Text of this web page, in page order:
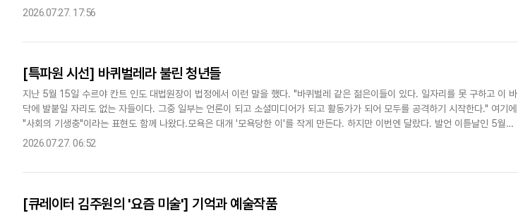
흐트러지고 시장 질서는 왜곡되기 쉽다. 서민 주거 안정을 내세운 전..
2026.07.27. 17:56
[특파원 시선] 바퀴벌레라 불린 청년들
지난 5월 15일 수르야 칸트 인도 대법원장이 법정에서 이런 말을 했다. "바퀴벌레 같은 젊은이들이 있다. 일자리를 못 구하고 이 바
닥에 발붙일 자리도 없는 자들이다. 그중 일부는 언론이 되고 소셜미디어가 되고 활동가가 되어 모두를 공격하기 시작한다." 여기에
"사회의 기생충"이라는 표현도 함께 나왔다.모욕은 대개 '모욕당한 이'를 작게 만든다. 하지만 이번엔 달랐다. 발언 이튿날인 5월
16일, 20대 정치 커뮤니케이션 전략가 아비지트 딥케..
2026.07.27. 06:52
[큐레이터 김주원의 '요즘 미술'] 기억과 예술작품